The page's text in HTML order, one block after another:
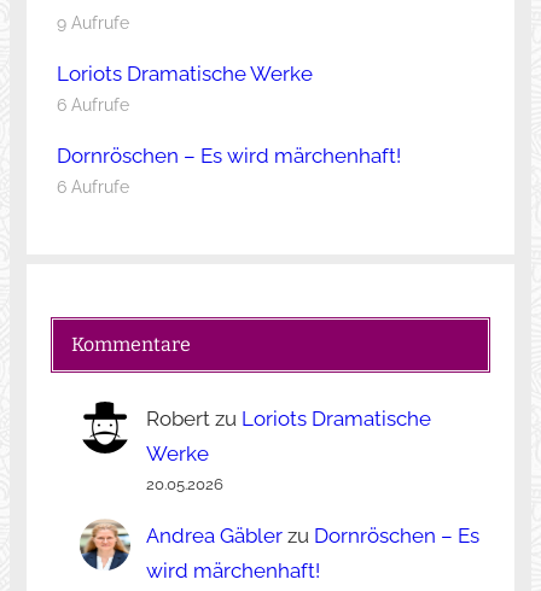
9 Aufrufe
Loriots Dramatische Werke
6 Aufrufe
Dornröschen – Es wird märchenhaft!
6 Aufrufe
Kommentare
Robertzu Loriots Dramatische
Werke
20.05.2026
Andrea Gäblerzu Dornröschen – Es
wird märchenhaft!